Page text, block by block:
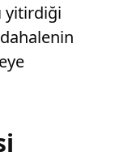
yitirdiği